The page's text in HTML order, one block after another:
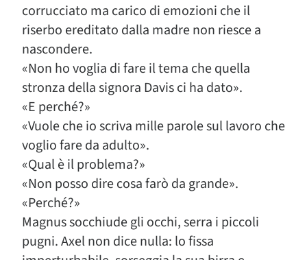
corrucciato ma carico di emozioni che il
riserbo ereditato dalla madre non riesce a
nascondere.
«Non ho voglia di fare il tema che quella
stronza della signora Davis ci ha dato».
«E perché?»
«Vuole che io scriva mille parole sul lavoro che
voglio fare da adulto».
«Qual è il problema?»
«Non posso dire cosa farò da grande».
«Perché?»
Magnus socchiude gli occhi, serra i piccoli
pugni. Axel non dice nulla: lo fissa